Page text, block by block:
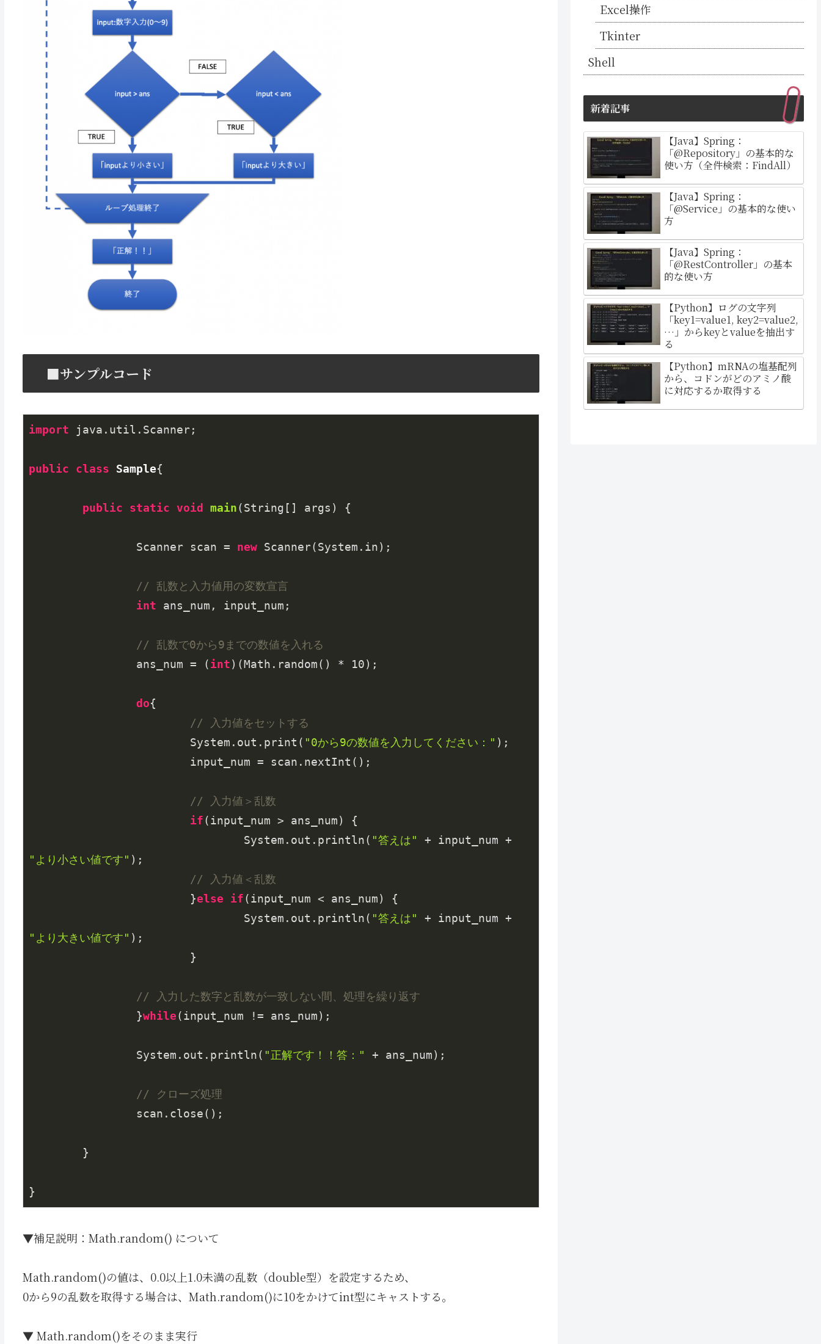
■サンプルコード
import java.util.Scanner;
public class Sample{
public static void main(String[] args) {
		Scanner scan =
new Scanner(System.in);
// 乱数と入力値用の変数宣言
int ans_num, input_num;
// 乱数で0から9までの数値を入れる
		ans_num = (
int)(Math.random() * 10);
do{
// 入力値をセットする
			System.out.print(
"0から9の数値を入力してください：" );
// 入力値＞乱数
if(input_num > ans_num) {
				System.out.println(
"答えは"
"より小さい値です" );
// 入力値＜乱数
			}
else if(input_num < ans_num) {
				System.out.println(
"答えは"
"より大きい値です" );
// 入力した数字と乱数が一致しない間、処理を繰り返す
		}
while(input_num != ans_num);
		System.out.println(
"正解です！！答：" + ans_num);
// クローズ処理
▼補足説明：Math.random() について
Math.random()の値は、0.0以上1.0未満の乱数（double型）を設定するため、
0から9の乱数を取得する場合は、Math.random()に10をかけてint型にキャストする。
▼ Math.random()をそのまま実行
Excel操作
Tkinter
Shell
新着記事
【Java】Spring：
「@Repository」の基本的な
使い方（全件検索：FindAll）
【Java】Spring：
「@Service」の基本的な使い
方
【Java】Spring：
「@RestController」の基本
的な使い方
【Python】ログの文字列
「key1=value1, key2=value2,
…」からkeyとvalueを抽出す
る
【Python】mRNAの塩基配列
から、コドンがどのアミノ酸
に対応するか取得する